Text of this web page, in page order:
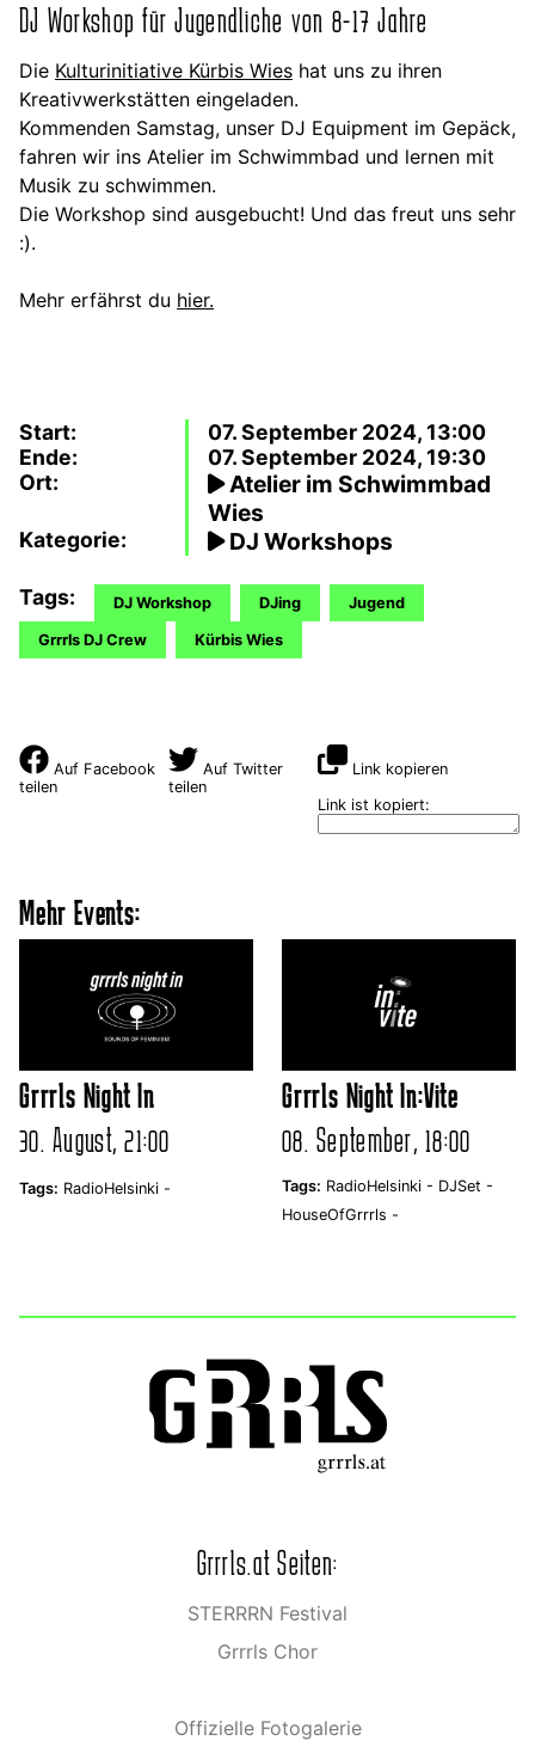
DJ Workshop für Jugendliche von 8-17 Jahre
Die Kulturinitiative Kürbis Wies hat uns zu ihren
Kreativwerkstätten eingeladen.
Kommenden Samstag, unser DJ Equipment im Gepäck,
fahren wir ins Atelier im Schwimmbad und lernen mit
Musik zu schwimmen.
Die Workshop sind ausgebucht! Und das freut uns sehr
:).
Mehr erfährst du hier.
Start:
07. September 2024, 13:00
Ende:
07. September 2024, 19:30
Ort:
Atelier im Schwimmbad
Wies
Kategorie: DJ Workshops
Tags: DJ Workshop DJing Jugend
Grrrls DJ Crew Kürbis Wies
Auf Facebook
teilen
Auf Twitter
teilen
Link kopieren
Link ist kopiert:
Mehr Events:
Grrrls Night In
30. August, 21:00
Tags: RadioHelsinki -
Grrrls Night In:Vite
08. September, 18:00
Tags: RadioHelsinki - DJSet -
HouseOfGrrrls -
Grrrls.at Seiten:
STERRRN Festival
Grrrls Chor
Offizielle Fotogalerie